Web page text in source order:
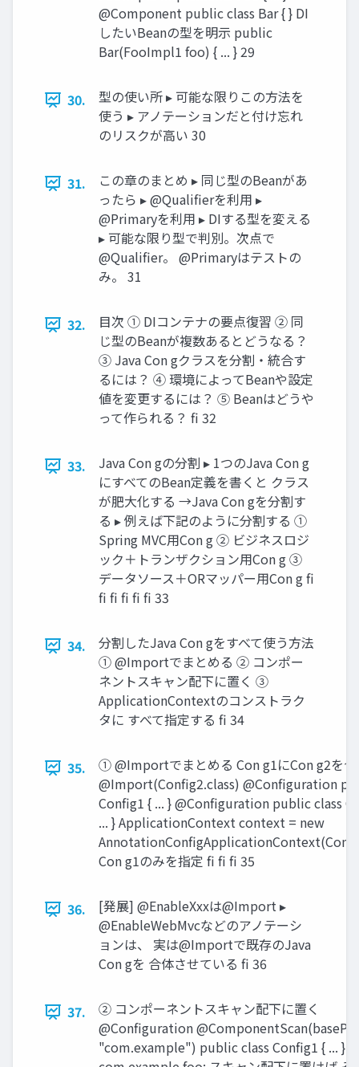
@Component public class Bar { } DI
したいBeanの型を明示 public
Bar(FooImpl1 foo) { ... } 29
30.
型の使い所 ▸ 可能な限りこの方法を
使う ▸ アノテーションだと付け忘れ
のリスクが高い 30
31.
この章のまとめ ▸ 同じ型のBeanがあ
ったら ▸ @Qualifierを利用 ▸
@Primaryを利用 ▸ DIする型を変える
▸ 可能な限り型で判別。次点で
@Qualifier。 @Primaryはテストの
み。 31
32.
目次 ① DIコンテナの要点復習 ② 同
じ型のBeanが複数あるとどうなる？
③ Java Con gクラスを分割・統合す
るには？ ④ 環境によってBeanや設定
値を変更するには？ ⑤ Beanはどうや
って作られる？ fi 32
33.
Java Con gの分割 ▸ 1つのJava Con g
にすべてのBean定義を書くと クラス
が肥大化する →Java Con gを分割す
る ▸ 例えば下記のように分割する ①
Spring MVC用Con g ② ビジネスロジ
ック＋トランザクション用Con g ③
データソース＋ORマッパー用Con g fi
fi fi fi fi fi 33
34.
分割したJava Con gをすべて使う方法
① @Importでまとめる ② コンポー
ネントスキャン配下に置く ③
ApplicationContextのコンストラク
タに すべて指定する fi 34
35.
① @Importでまとめる Con g1にCon g2を
@Import(Config2.class) @Configuration
Config1 { ... } @Configuration public class
... } ApplicationContext context = new
Con g1のみを指定 fi fi fi 35
36.
[発展] @EnableXxxは@Import ▸
@EnableWebMvcなどのアノテーシ
ョンは、 実は@Importで既存のJava
Con gを 合体させている fi 36
37.
② コンポーネントスキャン配下に置く
@Configuration
"com.example") public class Config1 { ... }